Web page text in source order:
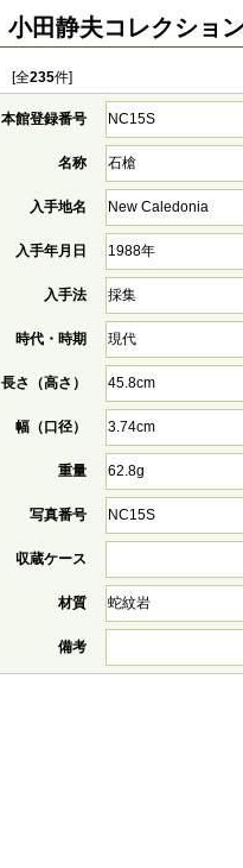
小田静夫コレクショ
[全235件]
本館登録番号 NC15S
名称 石槍
入手地名 New Caledonia
入手年月日 1988年
入手法 採集
時代・時期 現代
長さ（高さ） 45.8cm
幅（口径） 3.74cm
重量 62.8g
写真番号 NC15S
収蔵ケース
材質 蛇紋岩
備考